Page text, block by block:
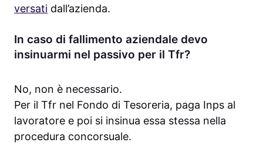
versati dall’azienda.
In caso di fallimento aziendale devo
insinuarmi nel passivo per il Tfr?
No, non è necessario.
Per il Tfr nel Fondo di Tesoreria, paga Inps al
lavoratore e poi si insinua essa stessa nella
procedura concorsuale.